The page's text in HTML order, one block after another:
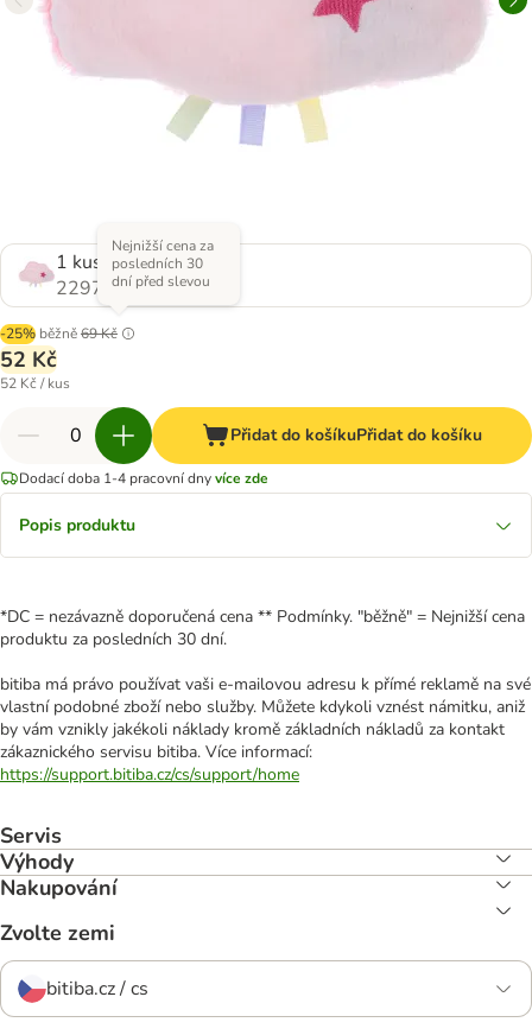
1 kus
2297215.0
-25% běžně69 Kč
Nejnižší cena za
posledních 30
dní před slevou
52 Kč
52 Kč / kus
Přidat do košíkuPřidat do košíku
Dodací doba 1-4 pracovní dnyvíce zde
Popis produktu
*DC = nezávazně doporučená cena ** Podmínky. "běžně" = Nejnižší cena
produktu za posledních 30 dní.
bitiba má právo používat vaši e-mailovou adresu k přímé reklamě na své
vlastní podobné zboží nebo služby. Můžete kdykoli vznést námitku, aniž
by vám vznikly jakékoli náklady kromě základních nákladů za kontakt
zákaznického servisu bitiba. Více informací:
https://support.bitiba.cz/cs/support/home
Servis
Výhody
Nakupování
Zvolte zemi
bitiba.cz / cs